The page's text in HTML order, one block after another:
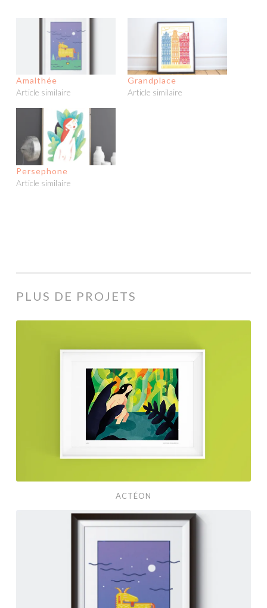
Amalthée
Article similaire
Grandplace
Article similaire
Persephone
Article similaire
PLUS DE PROJETS
ACTÉON